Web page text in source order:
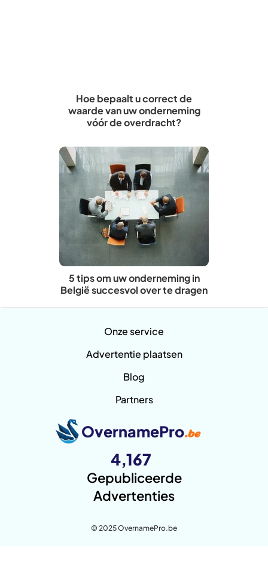
Hoe bepaalt u correct de
waarde van uw onderneming
vóór de overdracht?
5 tips om uw onderneming in
België succesvol over te dragen
Onze service
Advertentie plaatsen
Blog
Partners
OvernamePro.be
4,167
Gepubliceerde
Advertenties
© 2025 OvernamePro.be